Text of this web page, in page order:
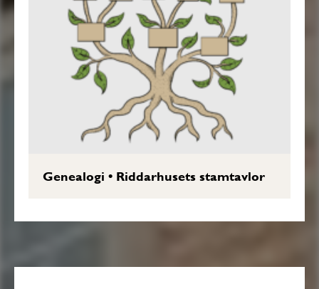
Genealogi • Riddarhusets stamtavlor